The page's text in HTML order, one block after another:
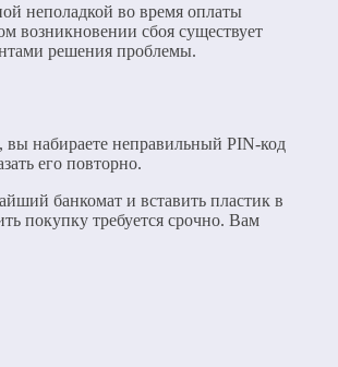
неполадкой во время оплаты
возникновении сбоя существует
решения проблемы.
вы набираете неправильный PIN-код
его повторно.
банкомат и вставить пластик в
покупку требуется срочно. Вам